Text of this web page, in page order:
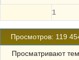
1
Просмотров: 119
Просматривают